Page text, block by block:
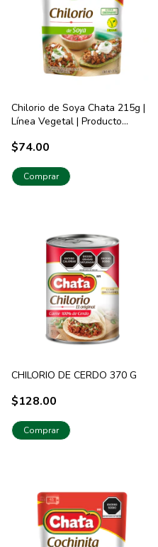
Chilorio de Soya Chata 215g |
Línea Vegetal | Producto
$74.00
Comprar
CHILORIO DE CERDO 370 G
$128.00
Comprar